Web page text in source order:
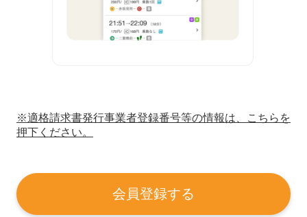
※適格請求書発行事業者登録番号等の情報は、こちらを
押下ください。
会員登録する